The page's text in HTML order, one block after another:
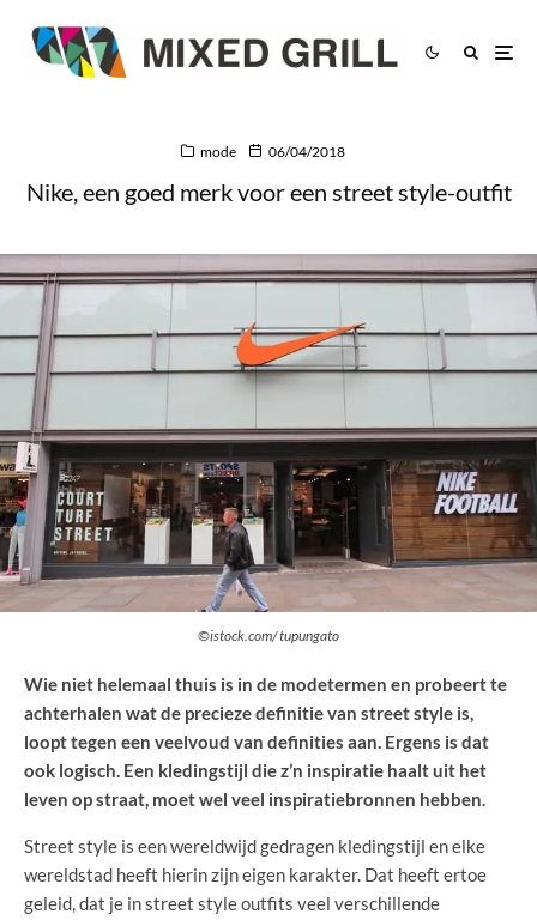
mode 06/04/2018
Nike, een goed merk voor een street style-outfit
©istock.com/ tupungato
Wie niet helemaal thuis is in de modetermen en probeert te
achterhalen wat de precieze definitie van street style is,
loopt tegen een veelvoud van definities aan. Ergens is dat
ook logisch. Een kledingstijl die z’n inspiratie haalt uit het
leven op straat, moet wel veel inspiratiebronnen hebben.
Street style is een wereldwijd gedragen kledingstijl en elke
wereldstad heeft hierin zijn eigen karakter. Dat heeft ertoe
geleid, dat je in street style outfits veel verschillende